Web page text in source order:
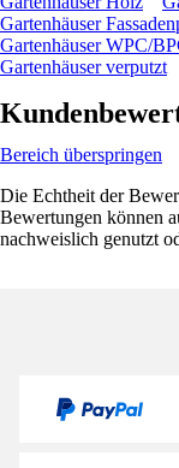
Gartenhäuser
Gartenhäuser WPC/
Gartenhäuser verputzt
Bereich überspringen
Die Echtheit der
Bewertungen können
nachweislich genutzt